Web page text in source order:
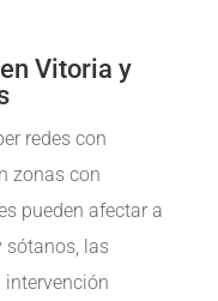
Vitoria y
redes con
zonas con
pueden afectar a
sótanos, las
intervención